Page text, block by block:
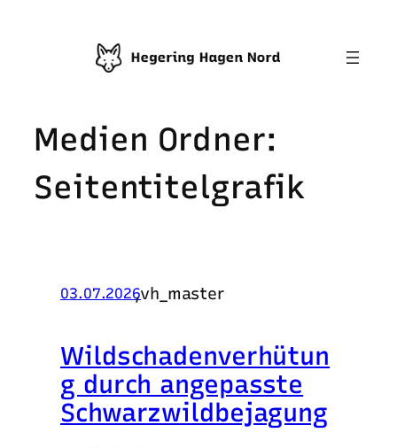
Medien Ordner:
Seitentitelgrafik
03.07.2026
,vh_master
Wildschadenverhütun
g durch angepasste
Schwarzwildbejagung